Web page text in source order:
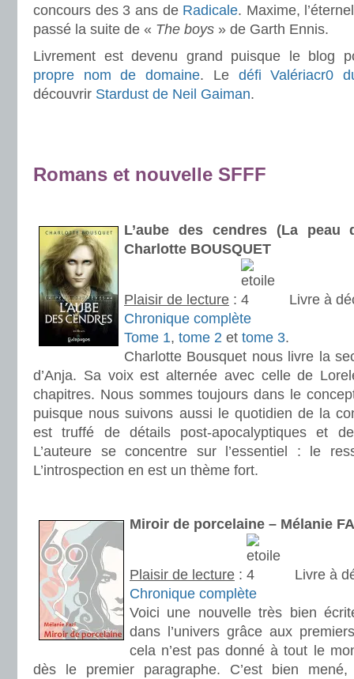
concours des 3 ans de Radicale. Maxime,
passé la suite de « The boys » de Garth Ennis.
Livrement est devenu grand puisque le blog
propre nom de domaine. Le défi Valériacr0
découvrir Stardust de Neil Gaiman.
Romans et nouvelle SFFF
L’aube des cendres (La
Charlotte BOUSQUET
Plaisir de lecture :
Livre à
Chronique complète
Tome 1, tome 2 et tome 3.
Charlotte Bousquet nous livre la
d’Anja. Sa voix est alternée avec celle de
chapitres. Nous sommes toujours dans le
puisque nous suivons aussi le quotidien de la
est truffé de détails post-apocalyptiques et
L’auteure se concentre sur l’essentiel : le
L’introspection en est un thème fort.
Miroir de porcelaine – Mélanie
Plaisir de lecture :
Livre à
Chronique complète
Voici une nouvelle très bien
dans l’univers grâce aux
cela n’est pas donné à tout le
dès le premier paragraphe. C’est bien mené,